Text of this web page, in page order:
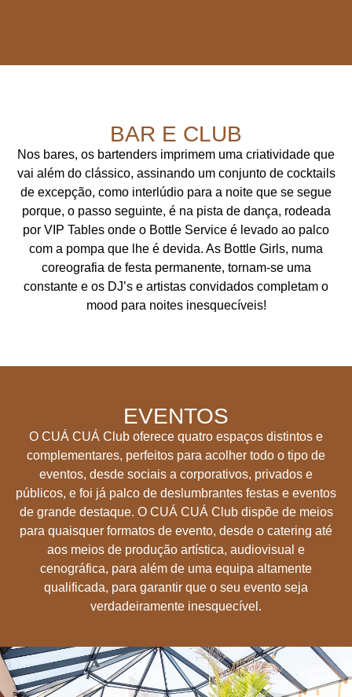
BAR E CLUB
Nos bares, os bartenders imprimem uma criatividade que
vai além do clássico, assinando um conjunto de cocktails
de excepção, como interlúdio para a noite que se segue
porque, o passo seguinte, é na pista de dança, rodeada
por VIP Tables onde o Bottle Service é levado ao palco
com a pompa que lhe é devida. As Bottle Girls, numa
coreografia de festa permanente, tornam-se uma
constante e os DJ’s e artistas convidados completam o
mood para noites inesquecíveis!
EVENTOS
O CUÁ CUÁ Club oferece quatro espaços distintos e
complementares, perfeitos para acolher todo o tipo de
eventos, desde sociais a corporativos, privados e
públicos, e foi já palco de deslumbrantes festas e eventos
de grande destaque. O CUÁ CUÁ Club dispõe de meios
para quaisquer formatos de evento, desde o catering até
aos meios de produção artística, audiovisual e
cenográfica, para além de uma equipa altamente
qualificada, para garantir que o seu evento seja
verdadeiramente inesquecível.